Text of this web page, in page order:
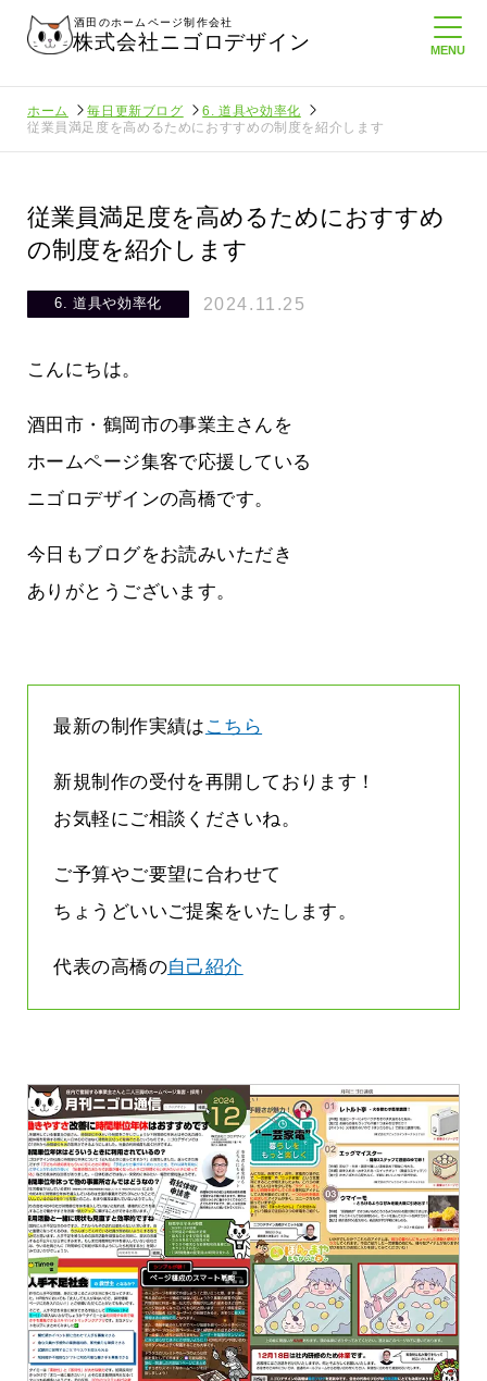
酒田のホームページ制作会社
株式会社ニゴロデザイン
ホーム 毎日更新ブログ
6. 道具や効率化
従業員満足度を高めるためにおすすめの制度を紹介します
従業員満足度を高めるためにおすすめ
の制度を紹介します
6. 道具や効率化 2024.11.25
こんにちは。
酒田市・鶴岡市の事業主さんを
ホームページ集客で応援している
ニゴロデザインの高橋です。
今日もブログをお読みいただき
ありがとうございます。
最新の制作実績は こちら
新規制作の受付を再開しております！
お気軽にご相談くださいね。
ご予算やご要望に合わせて
ちょうどいいご提案をいたします。
代表の高橋の自己紹介
ームペ
周りのがんばる経営者さんに負けない
気持ちでホームページで役に立ちたい
2026.07.30